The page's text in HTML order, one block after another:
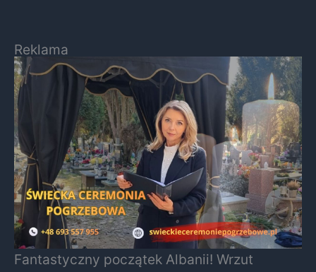
Reklama
Fantastyczny początek Albanii! Wrzut